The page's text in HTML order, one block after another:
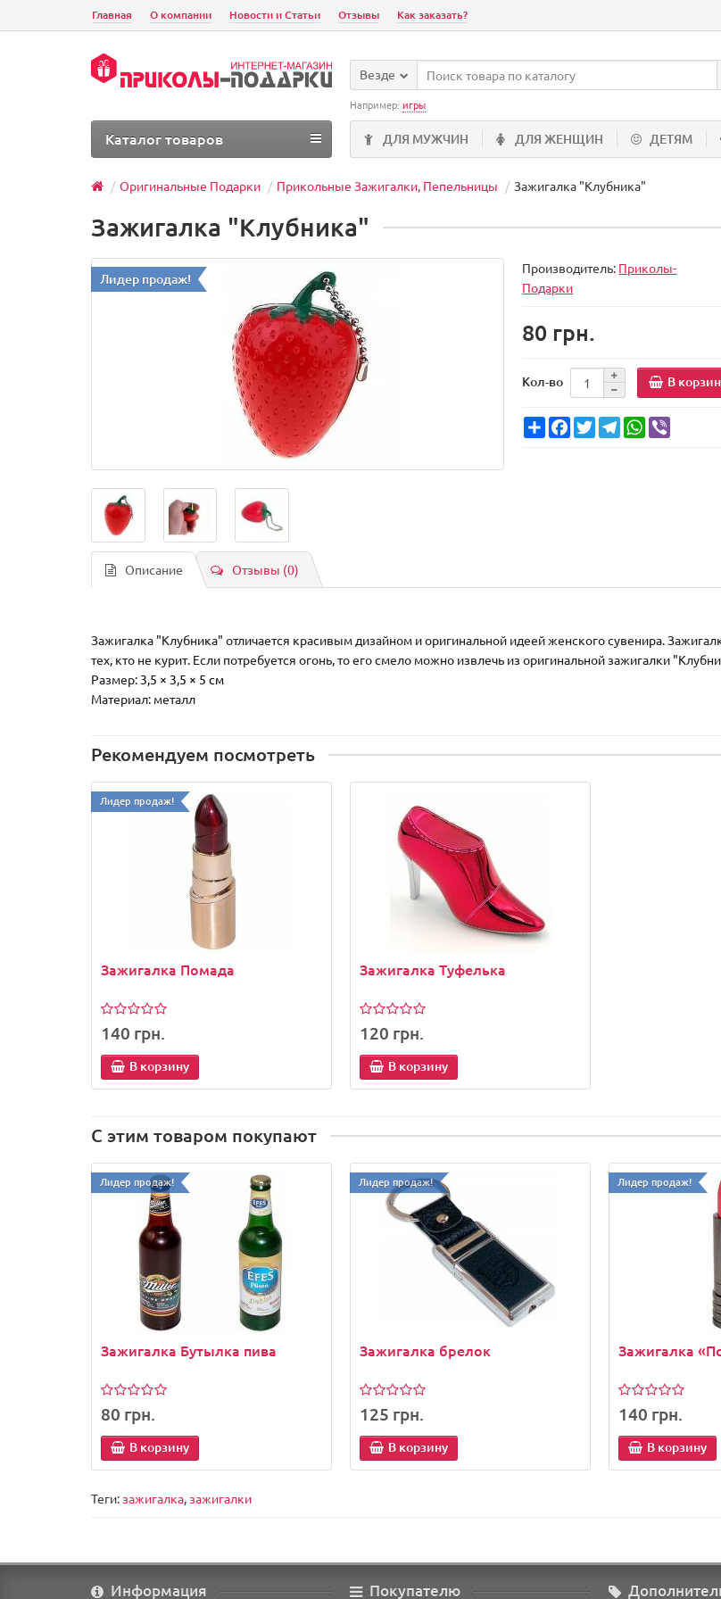
Главная О компании Новости и Статьи Отзывы Как заказать?
Везде
Например: игры
ДЛЯ МУЖЧИН ДЛЯ ЖЕНЩИН ДЕТЯМ
Каталог товаров
Оригинальные Подарки Прикольные Зажигалки, Пепельницы Зажигалка "Клубника"
Зажигалка "Клубника"
Лидер продаж!
Производитель: Приколы-
Подарки
80 грн.
Кол-во В
ShareFacebook
TwitterTelegramWhatsApp
Описание Отзывы (0)
Зажигалка "Клубника" отличается красивым дизайном и оригинальной идеей женского сувенира.
тех, кто не курит. Если потребуется огонь, то его смело можно извлечь из оригинальной зажигалки
Размер: 3,5 × 3,5 × 5 см
Материал: металл
Рекомендуем посмотреть
Лидер продаж!
Зажигалка Помада
140 грн.
В корзину
Зажигалка Туфелька
120 грн.
В корзину
С этим товаром покупают
Лидер продаж!
Зажигалка Бутылка пива
80 грн.
В корзину
Лидер продаж!
Зажигалка брелок
125 грн.
В корзину
Лидер продаж!
Зажигалка
140 грн.
В корзину
Теги: зажигалка, зажигалки
Информация Покупателю